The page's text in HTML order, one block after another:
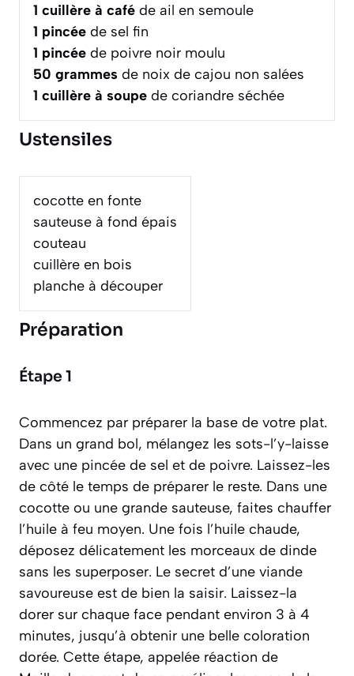
1 cuillère à café de ail en semoule
1 pincée de sel fin
1 pincée de poivre noir moulu
50 grammes de noix de cajou non salées
1 cuillère à soupe de coriandre séchée
Ustensiles
cocotte en fonte
sauteuse à fond épais
couteau
cuillère en bois
planche à découper
Préparation
Étape 1
Commencez par préparer la base de votre plat.
Dans un grand bol, mélangez les sots-l’y-laisse
avec une pincée de sel et de poivre. Laissez-les
de côté le temps de préparer le reste. Dans une
cocotte ou une grande sauteuse, faites chauffer
l’huile à feu moyen. Une fois l’huile chaude,
déposez délicatement les morceaux de dinde
sans les superposer. Le secret d’une viande
savoureuse est de bien la saisir. Laissez-la
dorer sur chaque face pendant environ 3 à 4
minutes, jusqu’à obtenir une belle coloration
dorée. Cette étape, appelée réaction de